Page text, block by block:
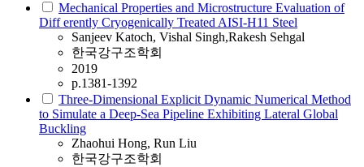
Mechanical Properties and Microstructure Evaluation of
Diff erently Cryogenically Treated AISI-H11 Steel
Sanjeev Katoch, Vishal Singh,Rakesh Sehgal
한국강구조학회
2019
p.1381-1392
Three-Dimensional Explicit Dynamic Numerical Method
to Simulate a Deep-Sea Pipeline Exhibiting Lateral Global
Buckling
Zhaohui Hong, Run Liu
한국강구조학회